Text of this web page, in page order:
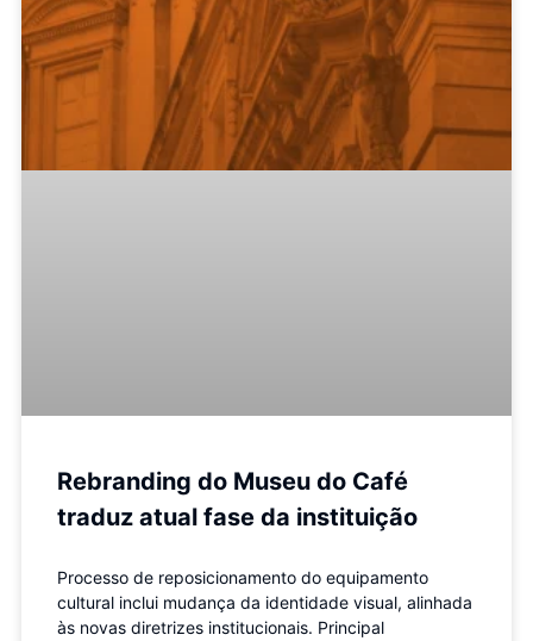
Rebranding do Museu do Café
traduz atual fase da instituição
Processo de reposicionamento do equipamento
cultural inclui mudança da identidade visual, alinhada
às novas diretrizes institucionais. Principal